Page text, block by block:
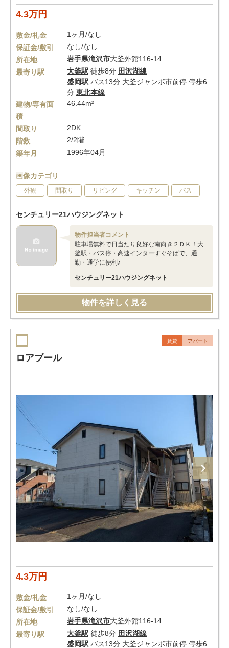
4.3万円
敷金/礼金
1ヶ月/なし
保証金/敷引
なし/なし
所在地
岩手県滝沢市大釜外館116-14
最寄り駅
大釜駅 徒歩8分 田沢湖線
盛岡駅 バス13分 大釜ジャンボ市前停 停歩6
分 東北本線
建物/専有面
積
46.44m²
間取り
2DK
階数
2/2階
築年月
1996年04月
画像カテゴリ
外観 間取り リビング キッチン バス
センチュリー21ハウジングネット
物件担当者コメント
駐車場無料で日当たり良好な南向き２ＤＫ！大
釜駅・バス停・高速インターすぐそばで、通
勤・通学に便利♪
センチュリー21ハウジングネット
物件を詳しく見る
賃貸 アパート
ロアブール
4.3万円
敷金/礼金
1ヶ月/なし
保証金/敷引
なし/なし
所在地
岩手県滝沢市大釜外館116-14
最寄り駅
大釜駅 徒歩8分 田沢湖線
盛岡駅 バス13分 大釜ジャンボ市前停 停歩6